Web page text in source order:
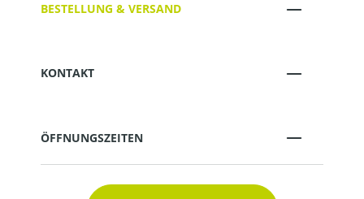
BESTELLUNG & VERSAND
KONTAKT
ÖFFNUNGSZEITEN